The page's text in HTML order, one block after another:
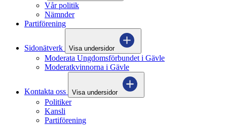
Vår politik
Nämnder
Partiförening
Sidonätverk Visa undersidor
Moderata Ungdomsförbundet i Gävle
Moderatkvinnorna i Gävle
Kontakta oss Visa undersidor
Politiker
Kansli
Partiförening